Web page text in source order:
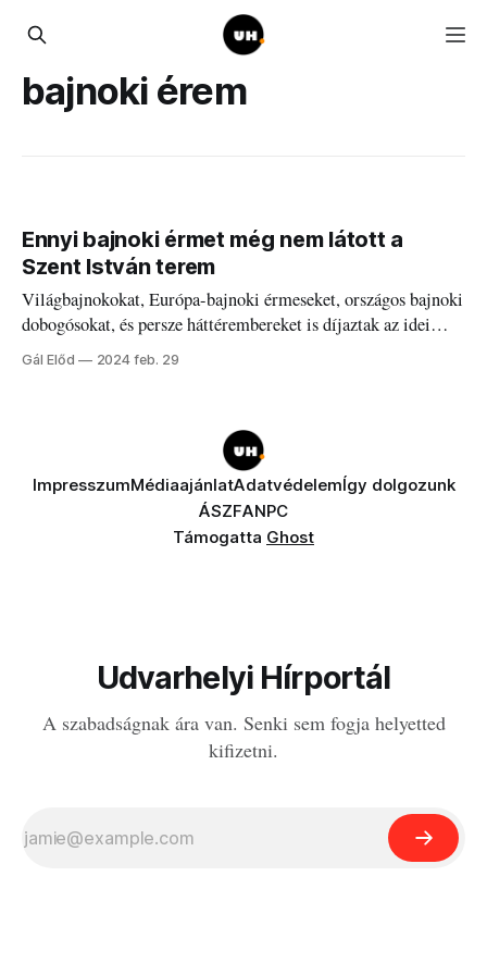
bajnoki érem
Ennyi bajnoki érmet még nem látott a
Szent István terem
Világbajnokokat, Európa-bajnoki érmeseket, országos bajnoki
dobogósokat, és persze háttérembereket is díjaztak az idei
Sportgálán.
Gál Előd 2024 feb. 29
ImpresszumMédiaajánlatAdatvédelemÍgy dolgozunk
ÁSZFANPC
Támogatta Ghost
Udvarhelyi Hírportál
A szabadságnak ára van. Senki sem fogja helyetted
kifizetni.